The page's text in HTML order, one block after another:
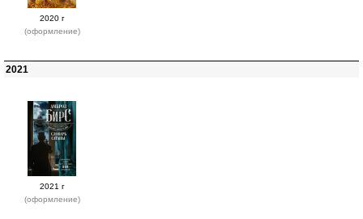
2020 г
(оформление)
2021
2021 г
(оформление)